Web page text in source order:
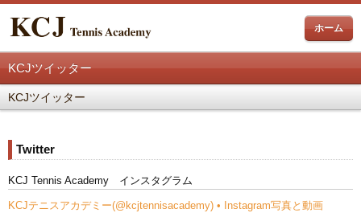
ホーム
KCJツイッター
KCJツイッター
Twitter
KCJ Tennis Academy インスタグラム
KCJテニスアカデミー(@kcjtennisacademy) • Instagram写真と動画